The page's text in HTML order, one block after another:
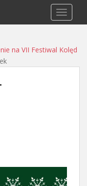
na VII Festiwal Kolęd